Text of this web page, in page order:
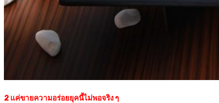
2 แค่ขายความอร่อยยุคนี้ไม่พอจริง ๆ